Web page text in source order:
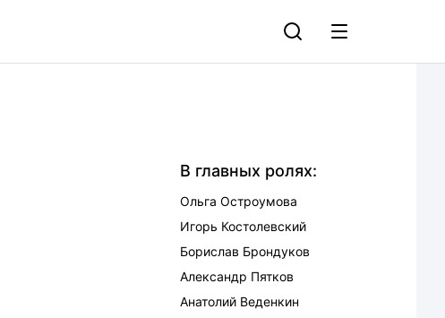
В главных ролях:
Ольга Остроумова
Игорь Костолевский
Борислав Брондуков
Александр Пятков
Анатолий Веденкин